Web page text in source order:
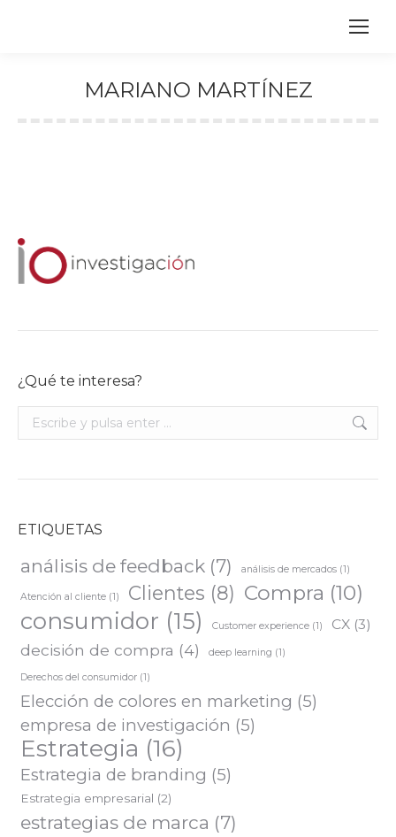
MARIANO MARTÍNEZ
¿Qué te interesa?
Buscar:
ETIQUETAS
análisis de feedback (7) análisis de mercados (1)
Atención al cliente (1) Clientes (8) Compra (10)
consumidor (15) Customer experience (1) CX (3)
decisión de compra (4) deep learning (1)
Derechos del consumidor (1)
Elección de colores en marketing (5)
empresa de investigación (5)
Estrategia (16)
Estrategia de branding (5)
Estrategia empresarial (2)
estrategias de marca (7)